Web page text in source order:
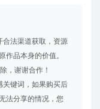
合法渠道获取，资源
作品本身的价值。
，谢谢合作！
关键词，如果购买后
法分享的情况，您